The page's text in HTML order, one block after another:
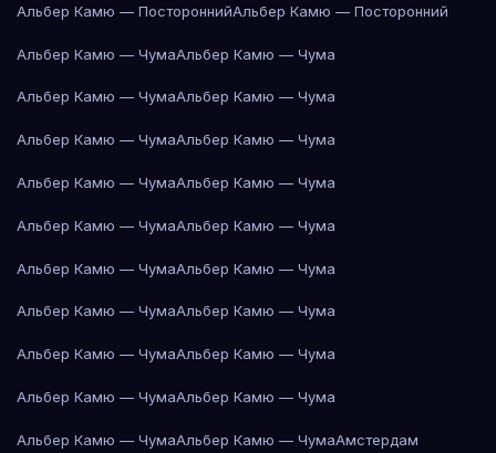
Альбер Камю — ПостороннийАльбер Камю — Посторонний
Альбер Камю — ЧумаАльбер Камю — Чума
Альбер Камю — ЧумаАльбер Камю — Чума
Альбер Камю — ЧумаАльбер Камю — Чума
Альбер Камю — ЧумаАльбер Камю — Чума
Альбер Камю — ЧумаАльбер Камю — Чума
Альбер Камю — ЧумаАльбер Камю — Чума
Альбер Камю — ЧумаАльбер Камю — Чума
Альбер Камю — ЧумаАльбер Камю — Чума
Альбер Камю — ЧумаАльбер Камю — Чума
Альбер Камю — ЧумаАльбер Камю — ЧумаАмстердам